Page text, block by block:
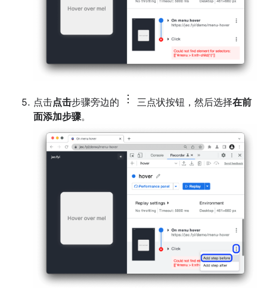
点击点击步骤旁边的 三点状按钮，然后选择在前
面添加步骤。